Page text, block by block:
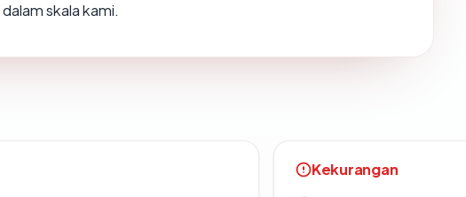
dalam skala kami.
Kekurangan